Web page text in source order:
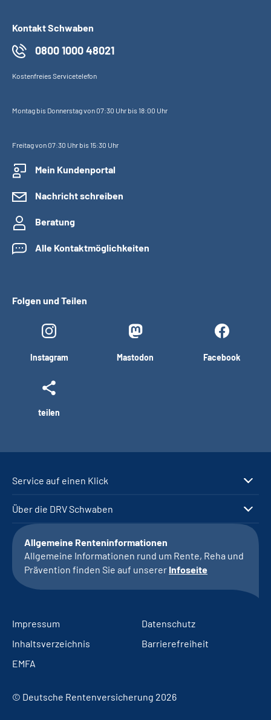
Kontakt Schwaben
0800 1000 48021
Kostenfreies Servicetelefon
Montag bis Donnerstag von 07:30 Uhr bis 18:00 Uhr
Freitag von 07:30 Uhr bis 15:30 Uhr
Mein Kundenportal
Nachricht schreiben
Beratung
Alle Kontaktmöglichkeiten
Folgen und Teilen
Instagram Mastodon Facebook
teilen
Service auf einen Klick
Über die DRV Schwaben
Allgemeine Renteninformationen
Allgemeine Informationen rund um Rente, Reha und
Prävention finden Sie auf unserer Infoseite
Impressum
Datenschutz
Inhaltsverzeichnis
Barrierefreiheit
EMFA
© Deutsche Rentenversicherung 2026